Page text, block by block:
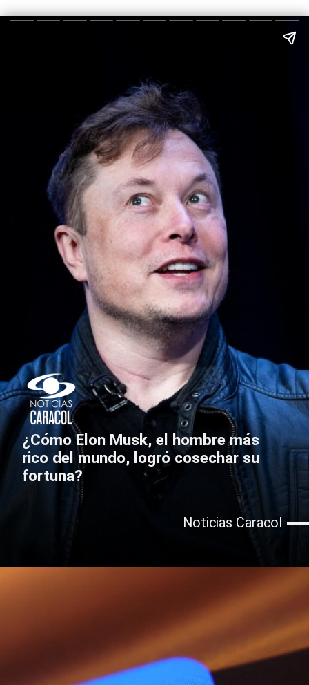
¿Cómo Elon Musk, el hombre más
rico del mundo, logró cosechar su
fortuna?
Noticias Caracol